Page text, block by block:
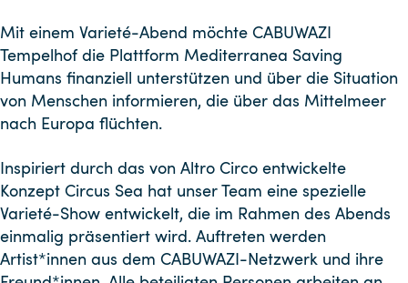
Mit einem Varieté-Abend möchte CABUWAZI
Tempelhof die Plattform Mediterranea Saving
Humans finanziell unterstützen und über die Situation
von Menschen informieren, die über das Mittelmeer
nach Europa flüchten.
Inspiriert durch das von Altro Circo entwickelte
Konzept Circus Sea hat unser Team eine spezielle
Varieté-Show entwickelt, die im Rahmen des Abends
einmalig präsentiert wird. Auftreten werden
Artist*innen aus dem CABUWAZI-Netzwerk und ihre